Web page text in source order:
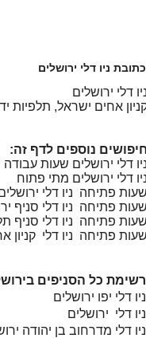
כתובת ניו דלי ירושלים
דלי ירושלים
אחים ישראל, תלפיות יד
נוספים לדף זה:
דלי ירושלים שעות עבודה
דלי ירושלים מתי פתוח
פתיחה ניו דלי
פתיחה ניו דלי סניף
פתיחה ניו דלי סניף
פתיחה ניו דלי קניון
רשימת כל הסניפים
ניו דלי יפו ירושלים
ניו דלי ירושלים
ניו דלי מדרחוב בן יהודה